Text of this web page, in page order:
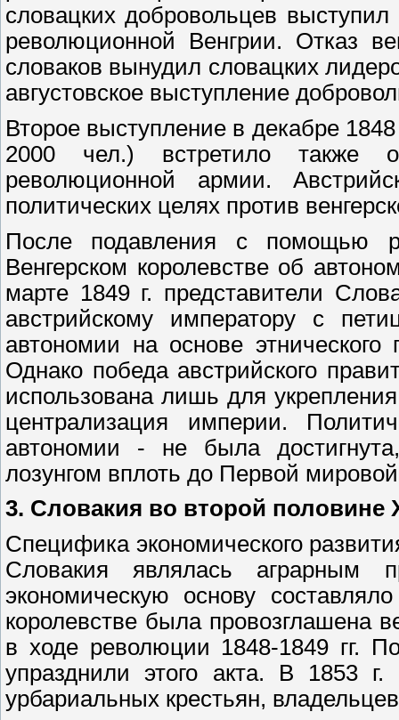
словацких добровольцев
революционной Венгрии. Отказ
словаков вынудил словацких
августовское выступление
Второе выступление в декабре 1848
2000 чел.) встретило также
революционной армии.
политических целях против
После подавления с помощью
Венгерском королевстве об
марте 1849 г. представители
австрийскому императору с
автономии на основе
Однако победа австрийского
использована лишь для
централизация империи.
автономии - не была
лозунгом вплоть до Первой
3. Словакия во второй половине
Специфика экономического
Словакия являлась аграрным
экономическую основу
королевстве была провозглашена
в ходе революции 1848-1849 гг.
упразднили этого акта. В 1853
урбариальных крестьян,